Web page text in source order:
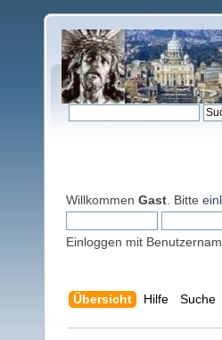
Willkommen Gast . Bitte
Einloggen mit
Übersicht Hilfe Suche